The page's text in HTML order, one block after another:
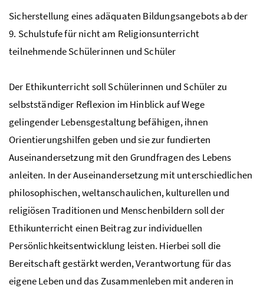
Sicherstellung eines adäquaten Bildungsangebots ab der
9. Schulstufe für nicht am Religionsunterricht
teilnehmende Schülerinnen und Schüler
Der Ethikunterricht soll Schülerinnen und Schüler zu
selbstständiger Reflexion im Hinblick auf Wege
gelingender Lebensgestaltung befähigen, ihnen
Orientierungshilfen geben und sie zur fundierten
Auseinandersetzung mit den Grundfragen des Lebens
anleiten. In der Auseinandersetzung mit unterschiedlichen
philosophischen, weltanschaulichen, kulturellen und
religiösen Traditionen und Menschenbildern soll der
Ethikunterricht einen Beitrag zur individuellen
Persönlichkeitsentwicklung leisten. Hierbei soll die
Bereitschaft gestärkt werden, Verantwortung für das
eigene Leben und das Zusammenleben mit anderen in